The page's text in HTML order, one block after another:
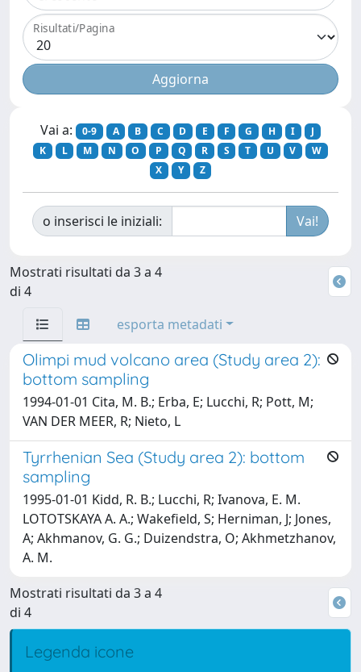
Risultati/Pagina
Vai a: 0-9 A B C D E F G H I
J
K
L M N O P Q R S T U V
W
X
Y Z
o inserisci le iniziali:
Mostrati risultati da 3 a 4
di 4
esporta metadati
Olimpi mud volcano area (Study area 2):
bottom sampling
1994-01-01 Cita, M. B.; Erba, E; Lucchi, R; Pott, M;
VAN DER MEER, R; Nieto, L
Tyrrhenian Sea (Study area 2): bottom
sampling
1995-01-01 Kidd, R. B.; Lucchi, R; Ivanova, E. M.
LOTOTSKAYA A. A.; Wakefield, S; Herniman, J; Jones,
A; Akhmanov, G. G.; Duizendstra, O; Akhmetzhanov,
A. M.
Mostrati risultati da 3 a 4
di 4
Legenda icone